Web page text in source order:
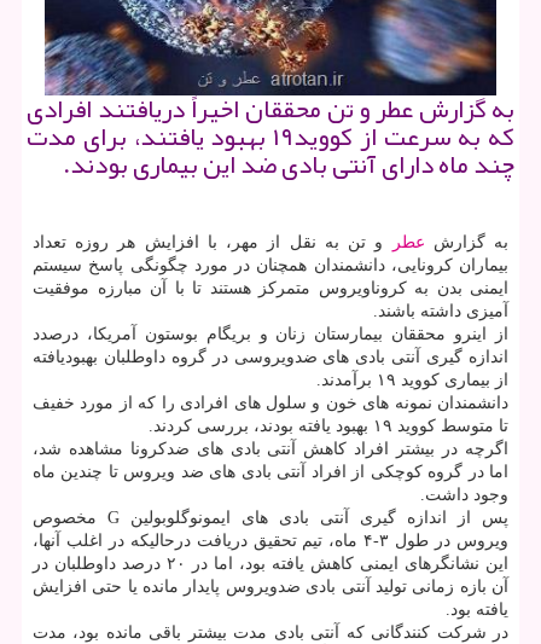
به گزارش عطر و تن محققان اخیراً دریافتند افرادی
كه به سرعت از كووید۱۹ بهبود یافتند، برای مدت
چند ماه دارای آنتی بادی ضد این بیماری بودند.
به گزارش عطر
و تن به نقل از مهر، با افزایش هر روزه تعداد
بیماران کرونایی، دانشمندان همچنان در مورد چگونگی پاسخ سیستم
ایمنی بدن به کروناویروس متمرکز هستند تا با آن مبارزه موفقیت
آمیزی داشته باشند.
از اینرو محققان بیمارستان زنان و بریگام بوستون آمریکا، درصدد
اندازه گیری آنتی بادی های ضدویروسی در گروه داوطلبان بهبودیافته
از بیماری کووید ۱۹ برآمدند.
دانشمندان نمونه های خون و سلول های افرادی را که از مورد خفیف
تا متوسط کووید ۱۹ بهبود یافته بودند، بررسی کردند.
اگرچه در بیشتر افراد کاهش آنتی بادی های ضدکرونا مشاهده شد،
اما در گروه کوچکی از افراد آنتی بادی های ضد ویروس تا چندین ماه
وجود داشت.
پس از اندازه گیری آنتی بادی های ایمونوگلوبولین G مخصوص
ویروس در طول ۳-۴ ماه، تیم تحقیق دریافت درحالیکه در اغلب آنها،
این نشانگرهای ایمنی کاهش یافته بود، اما در ۲۰ درصد داوطلبان در
آن بازه زمانی تولید آنتی بادی ضدویروس پایدار مانده یا حتی افزایش
یافته بود.
در شرکت کنندگانی که آنتی بادی مدت بیشتر باقی مانده بود، مدت